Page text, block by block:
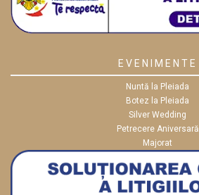
EVENIMENTE
Nuntă la Pleiada
Botez la Pleiada
Silver Wedding
Petrecere Aniversară
Majorat